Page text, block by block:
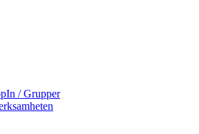
/ Grupper